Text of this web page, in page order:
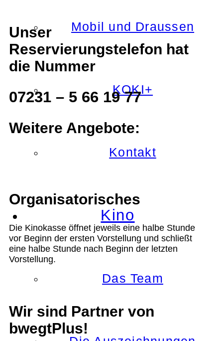
Mobil und Draussen
KOKI+
Kontakt
Kino
Das Team
Unser
Reservierungstelefon hat
die Nummer
07231 – 5 66 19 77
Weitere Angebote:
Organisatorisches
Die Kinokasse öffnet jeweils eine halbe Stunde
vor Beginn der ersten Vorstellung und schließt
eine halbe Stunde nach Beginn der letzten
Vorstellung.
Wir sind Partner von
bwegtPlus!